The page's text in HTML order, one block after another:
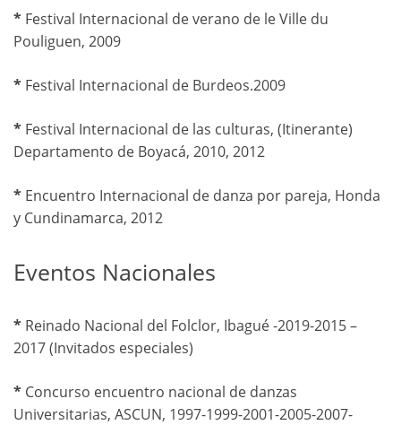
* Festival Internacional de verano de le Ville du
Pouliguen, 2009
* Festival Internacional de Burdeos.2009
* Festival Internacional de las culturas, (Itinerante)
Departamento de Boyacá, 2010, 2012
* Encuentro Internacional de danza por pareja, Honda
y Cundinamarca, 2012
Eventos Nacionales
* Reinado Nacional del Folclor, Ibagué -2019-2015 –
2017 (Invitados especiales)
* Concurso encuentro nacional de danzas
Universitarias, ASCUN, 1997-1999-2001-2005-2007-